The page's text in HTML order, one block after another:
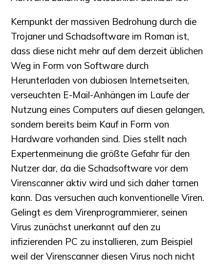
Kernpunkt der massiven Bedrohung durch die
Trojaner und Schadsoftware im Roman ist,
dass diese nicht mehr auf dem derzeit üblichen
Weg in Form von Software durch
Herunterladen von dubiosen Internetseiten,
verseuchten E-Mail-Anhängen im Laufe der
Nutzung eines Computers auf diesen gelangen,
sondern bereits beim Kauf in Form von
Hardware vorhanden sind. Dies stellt nach
Expertenmeinung die größte Gefahr für den
Nutzer dar, da die Schadsoftware vor dem
Virenscanner aktiv wird und sich daher tarnen
kann. Das versuchen auch konventionelle Viren.
Gelingt es dem Virenprogrammierer, seinen
Virus zunächst unerkannt auf den zu
infizierenden PC zu installieren, zum Beispiel
weil der Virenscanner diesen Virus noch nicht